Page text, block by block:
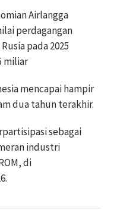
Airlangga
perdagangan
pada 2025
miliar
mencapai hampir
dua tahun terakhir.
sebagai
industri
di